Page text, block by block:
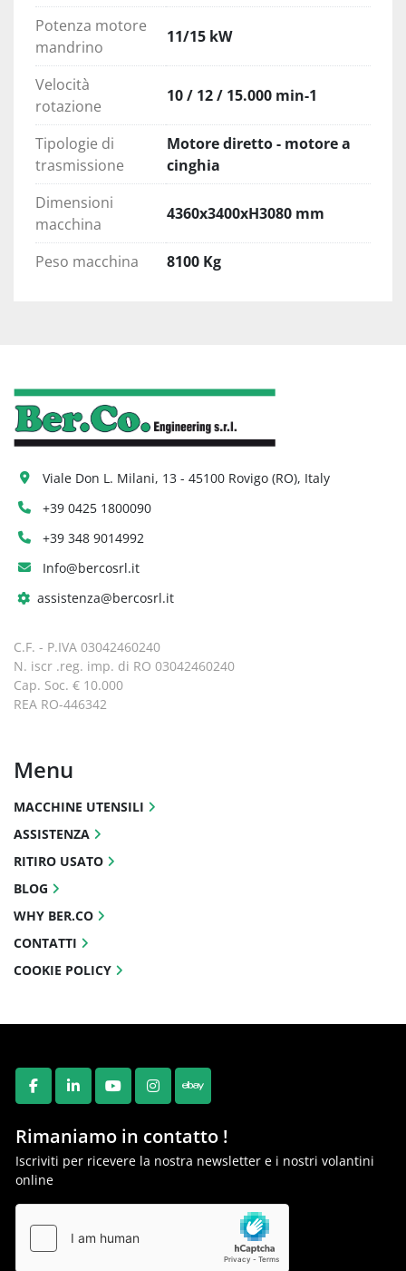
Potenza motore
mandrino
11/15 kW
Velocità
rotazione
10 / 12 / 15.000 min-1
Tipologie di
trasmissione
Motore diretto - motore a
cinghia
Dimensioni
macchina
4360x3400xH3080 mm
Peso macchina 8100 Kg
FACEBOOK
LINKEDINYOUTUBEINSTAGRAM
EBAY
Rimaniamo in contatto !
Iscriviti per ricevere la nostra newsletter e i nostri volantini
online
Viale Don L. Milani, 13 - 45100 Rovigo (RO), Italy
+39 0425 1800090
+39 348 9014992
Info@bercosrl.it
assistenza@bercosrl.it
C.F. - P.IVA 03042460240
N. iscr .reg. imp. di RO 03042460240
Cap. Soc. € 10.000
REA RO-446342
Menu
MACCHINE UTENSILI
ASSISTENZA
RITIRO USATO
BLOG
WHY BER.CO
CONTATTI
COOKIE POLICY